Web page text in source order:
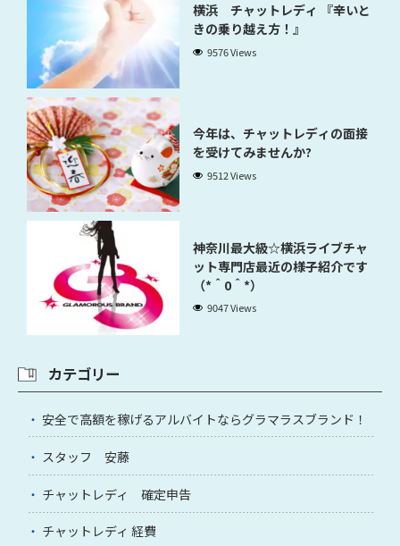
横浜 チャットレディ 『辛いと
きの乗り越え方！』
9576 Views
今年は、チャットレディの面接
を受けてみませんか?
9512 Views
神奈川最大級☆横浜ライブチャ
ット専門店最近の様子紹介です
（*＾0＾*）
9047 Views
カテゴリー
安全で高額を稼げるアルバイトならグラマラスブランド！
スタッフ 安藤
チャットレディ 確定申告
チャットレディ 経費